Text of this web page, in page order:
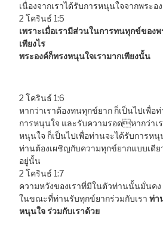
เนื่องจากเราได้รับการหนุนใจจากพระอ
2 โครินธ์ 1:5
เพราะเมื่อเรามีส่วนในการทนทุกข์ของ
เพียงไร
พระองค์ก็ทรงหนุนใจเรามากเพียงนั้น
2 โครินธ์ 1:6
หากว่าเราต้องทนทุกข์ยาก ก็เป็นไปเพื่อ
การหนุนใจ และรับความรอดหากว่าเ
หนุนใจ ก็เป็นไปเพื่อท่านจะได้รับการห
ท่านต้องเผชิญกับความทุกข์ยากแบบเดีย
อยู่นั้น
2 โครินธ์ 1:7
ความหวังของเราที่มีในตัวท่านนั้นมั่นคง
ในขณะที่ท่านรับทุกข์ยากร่วมกับเรา ท่า
หนุนใจ ร่วมกับเราด้วย